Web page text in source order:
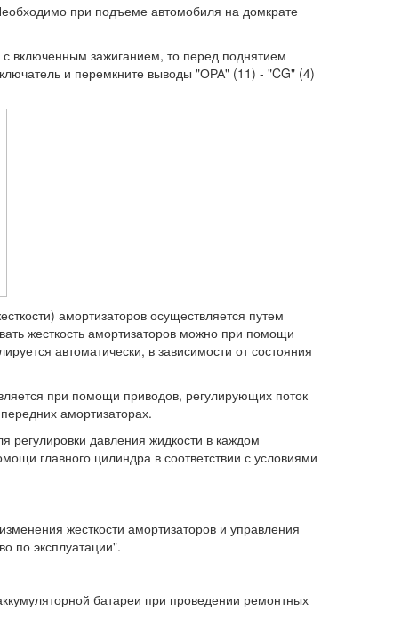
при подъеме автомобиля на домкрате
включенным зажиганием, то перед поднятием
и перемкните выводы "ОРА" (11) - "CG" (4)
амортизаторов осуществляется путем
жесткость амортизаторов можно при помощи
автоматически, в зависимости от состояния
при помощи приводов, регулирующих поток
амортизаторах.
регулировки давления жидкости в каждом
главного цилиндра в соответствии с условиями
жесткости амортизаторов и управления
по эксплуатации".
батареи при проведении ремонтных